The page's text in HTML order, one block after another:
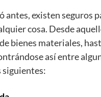
antes, existen seguros
cosa. Desde
bienes materiales,
así entre
siguientes: